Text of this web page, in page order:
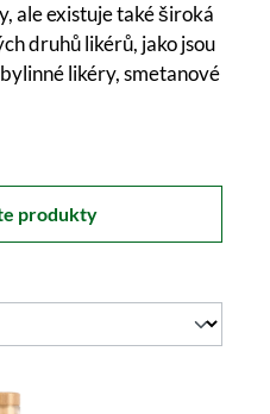
ale existuje také široká
druhů likérů, jako jsou
likéry, smetanové
produkty